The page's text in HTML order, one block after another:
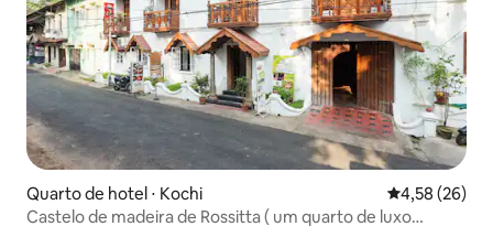
Quarto de hotel ⋅ Kochi 4,58 de uma
4,58 (26)
Castelo de madeira de Rossitta ( um quarto de luxo